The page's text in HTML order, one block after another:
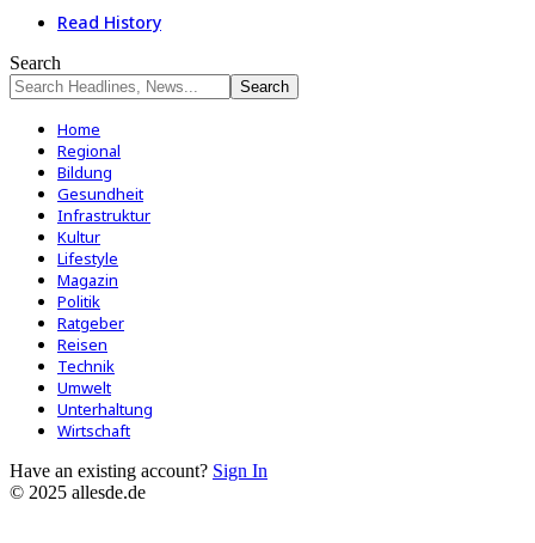
Read History
Search
Home
Regional
Bildung
Gesundheit
Infrastruktur
Kultur
Lifestyle
Magazin
Politik
Ratgeber
Reisen
Technik
Umwelt
Unterhaltung
Wirtschaft
Have an existing account? Sign In
© 2025 allesde.de